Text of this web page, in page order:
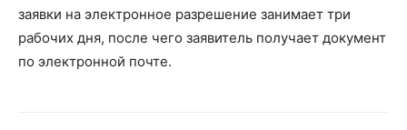
заявки на электронное разрешение занимает три
рабочих дня, после чего заявитель получает документ
по электронной почте.